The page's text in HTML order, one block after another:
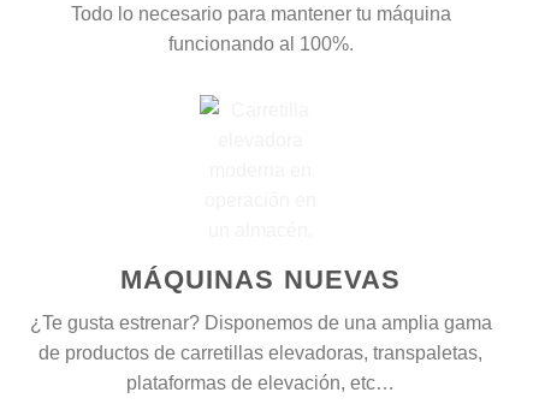
Todo lo necesario para mantener tu máquina
funcionando al 100%.
MÁQUINAS NUEVAS
¿Te gusta estrenar? Disponemos de una amplia gama
de productos de carretillas elevadoras, transpaletas,
plataformas de elevación, etc…